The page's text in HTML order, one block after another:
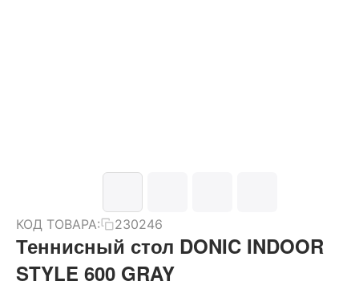
КОД ТОВАРА: 230246
Теннисный стол DONIC INDOOR
STYLE 600 GRAY